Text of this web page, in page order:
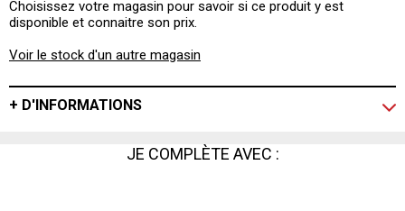
Choisissez votre magasin pour savoir si ce produit y est
disponible et connaitre son prix.
Voir le stock d'un autre magasin
+ D'INFORMATIONS
JE COMPLÈTE AVEC :